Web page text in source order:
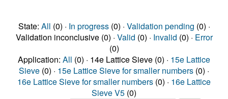
State: All (0) · In progress(0) · Validation pending (0) ·
Validation inconclusive (0) · Valid (0) · Invalid (0) · Error
(0)
Application: All (0) · 14e Lattice Sieve (0) · 15e Lattice
Sieve (0) · 15e Lattice Sieve for smaller numbers (0) ·
16e Lattice Sieve for smaller numbers (0) · 16e Lattice
Sieve V5 (0)